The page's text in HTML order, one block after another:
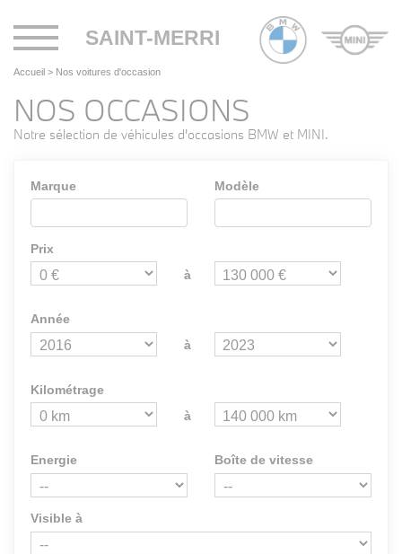
SAINT-MERRI
Toggle
navigation
Accueil > Nos voitures d'occasion
NOS OCCASIONS
Notre sélection de véhicules d'occasions BMW et MINI.
Marque Modèle
Prix
à
Année
à
Kilométrage
à
Energie Boîte de vitesse
Visible à